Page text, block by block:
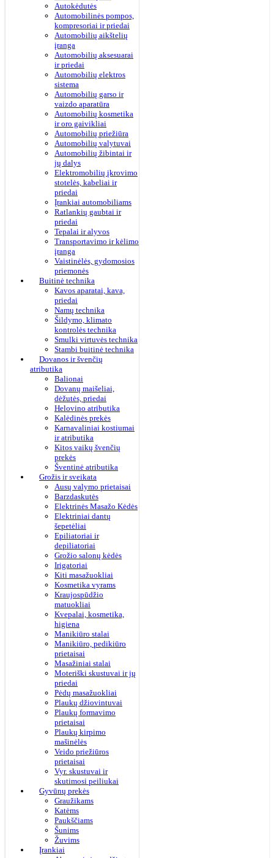
Autokėdutės
Automobilinės pompos,
kompresoriai ir priedai
Automobilių aikštelių
įranga
Automobilių aksesuarai
ir priedai
Automobilių elektros
sistema
Automobilių garso ir
vaizdo aparatūra
Automobilių kosmetika
ir oro gaivikliai
Automobilių priežiūra
Automobilių valytuvai
Automobilių žibintai ir
jų dalys
Elektromobilių įkrovimo
stotelės, kabeliai ir
priedai
Įrankiai automobiliams
Ratlankių gaubtai ir
priedai
Tepalai ir alyvos
Transportavimo ir kėlimo
įranga
Vaistinėlės, gydomosios
priemonės
Buitinė technika
Kavos aparatai, kava,
priedai
Namų technika
Šildymo, klimato
kontrolės technika
Smulki virtuvės technika
Stambi buitinė technika
Dovanos ir švenčių
atributika
Balionai
Dovanų maišeliai,
dėžutės, priedai
Helovino atributika
Kalėdinės prekės
Karnavaliniai kostiumai
ir atributika
Kitos vaikų švenčių
prekės
Šventinė atributika
Grožis ir sveikata
Ausų valymo prietaisai
Barzdaskutės
Elektrinės Masažo Kėdės
Elektriniai dantų
šepetėliai
Epiliatoriai ir
depiliatoriai
Grožio salonų kėdės
Irigatoriai
Kiti masažuokliai
Kosmetika vyrams
Kraujospūdžio
matuokliai
Kvepalai, kosmetika,
higiena
Manikiūro stalai
Manikiūro, pedikiūro
prietaisai
Masažiniai stalai
Moteriški skustuvai ir jų
priedai
Pėdų masažuokliai
Plaukų džiovintuvai
Plaukų formavimo
prietaisai
Plaukų kirpimo
mašinėlės
Veido priežiūros
prietaisai
Vyr. skustuvai ir
skutimosi peiliukai
Gyvūnų prekės
Graužikams
Katėms
Paukščiams
Šunims
Žuvims
Įrankiai